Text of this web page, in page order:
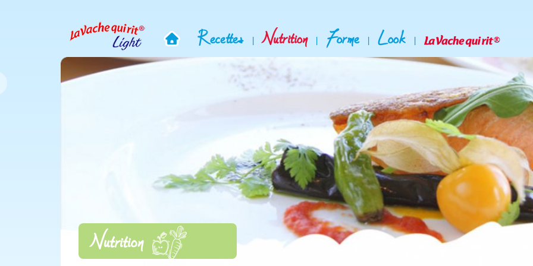
Recettes | Nutrition | Forme | Look |
Nutrition